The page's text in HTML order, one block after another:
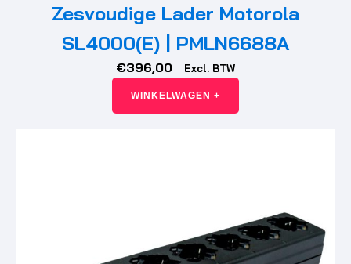
Zesvoudige Lader Motorola
SL4000(E) | PMLN6688A
€396,00 Excl. BTW
WINKELWAGEN +